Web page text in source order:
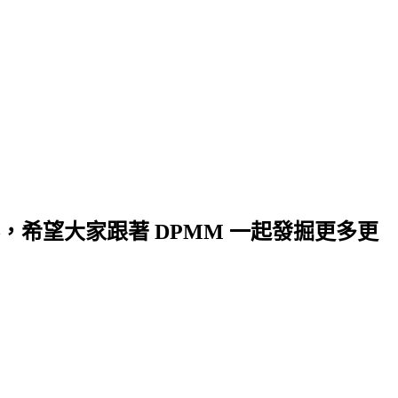
希望大家跟著 DPMM 一起發掘更多更